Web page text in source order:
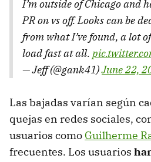
I’m outside of Chicago and
PR on vs off. Looks can be
from what I’ve found, a lot
load fast at all.
— Jeff (@gank41)June 22,
Las bajadas varían según
quejas en redes sociales,
usuarios como Guilherme
frecuentes. Los usuarios